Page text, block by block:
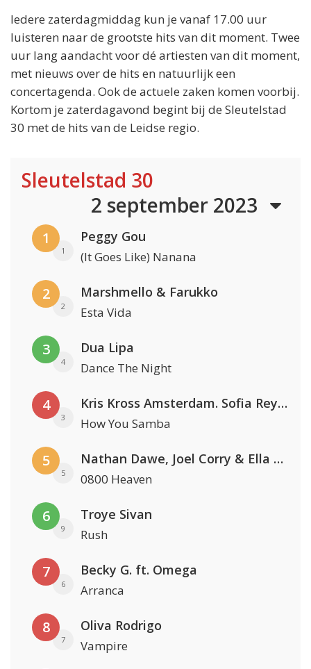
Iedere zaterdagmiddag kun je vanaf 17.00 uur
luisteren naar de grootste hits van dit moment. Twee
uur lang aandacht voor dé artiesten van dit moment,
met nieuws over de hits en natuurlijk een
concertagenda. Ook de actuele zaken komen voorbij.
Kortom je zaterdagavond begint bij de Sleutelstad
30 met de hits van de Leidse regio.
Sleutelstad 30
2 september 2023
1
1
Peggy Gou
(It Goes Like) Nanana
2
2
Marshmello & Farukko
Esta Vida
3
4
Dua Lipa
Dance The Night
4
3
Kris Kross Amsterdam. Sofia Reyes & Tinie Tempah
How You Samba
5
5
Nathan Dawe, Joel Corry & Ella Henderson
0800 Heaven
6
9
Troye Sivan
Rush
7
6
Becky G. ft. Omega
Arranca
8
7
Oliva Rodrigo
Vampire